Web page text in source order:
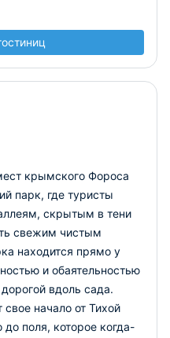
крымского Фороса
парк, где туристы
скрытым в тени
свежим чистым
находится прямо у
и обаятельностью
вдоль сада.
начало от Тихой
поля, которое когда-